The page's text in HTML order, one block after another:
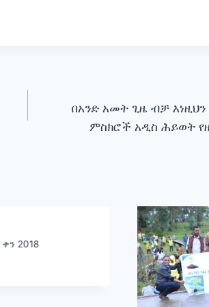
በአንድ አመት ጊዜ ብቻ
ምስክሮች አዲስ ሕይወት
2018